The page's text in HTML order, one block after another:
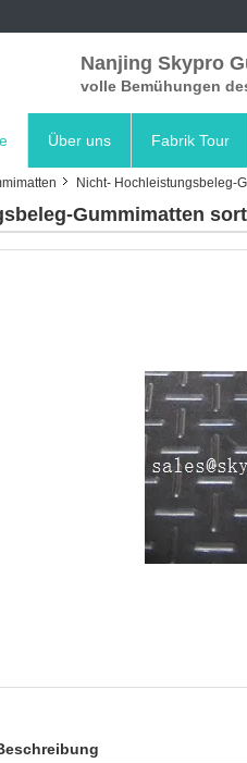
Nanjing Skypro
volle Bemühungen
Über uns Fabrik Tour
Nicht- Hochleistungsbeleg-
Gummimatten